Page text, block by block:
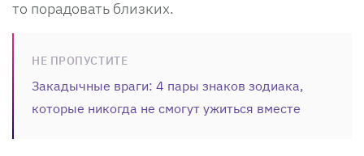
то порадовать близких.
НЕ ПРОПУСТИТЕ
Закадычные враги: 4 пары знаков зодиака,
которые никогда не смогут ужиться вместе